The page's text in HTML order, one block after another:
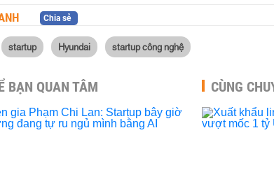
Chia sẻ
startup Hyundai startup công nghệ
BẠN QUAN TÂM CÙNG